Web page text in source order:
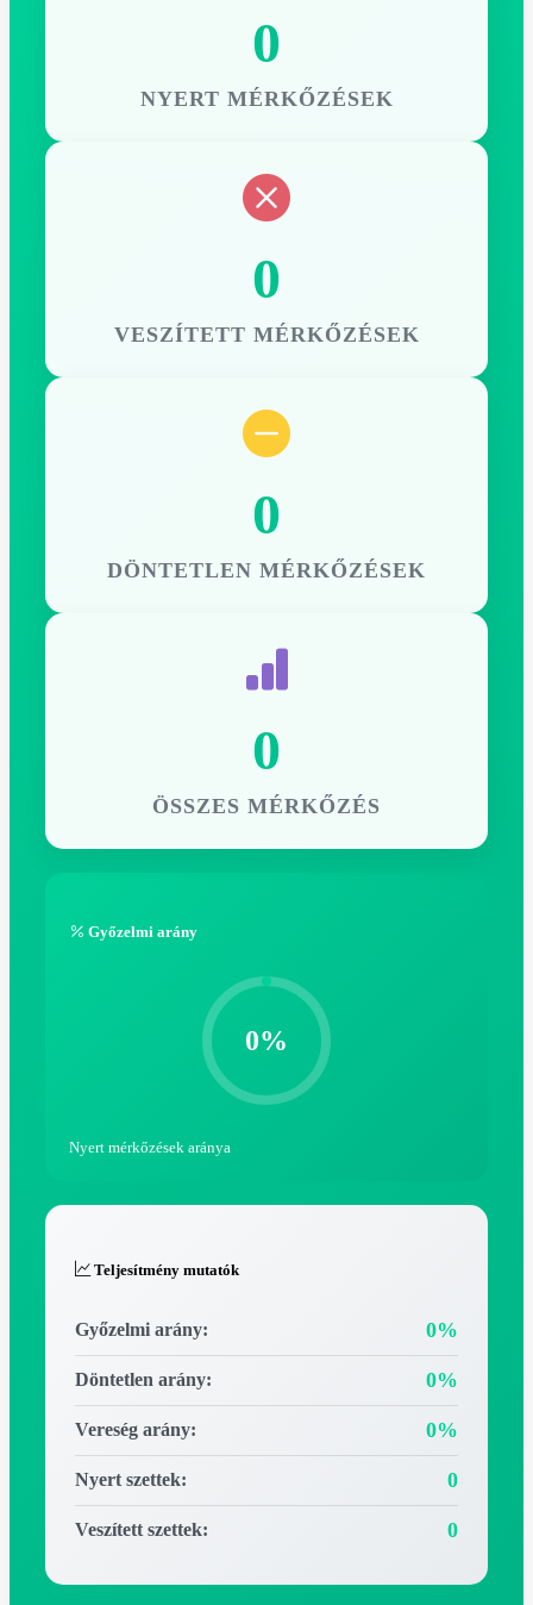
0
NYERT MÉRKŐZÉSEK
0
VESZÍTETT MÉRKŐZÉSEK
0
DÖNTETLEN MÉRKŐZÉSEK
0
ÖSSZES MÉRKŐZÉS
Győzelmi arány
0%
Nyert mérkőzések aránya
Teljesítmény mutatók
Győzelmi arány: 0%
Döntetlen arány: 0%
Vereség arány: 0%
Nyert szettek: 0
Veszített szettek: 0